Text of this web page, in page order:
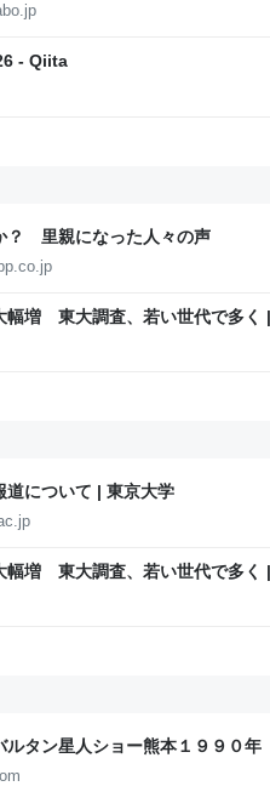
- Qiita
？ 里親になった人々の声
幅増 東大調査、若い世代で多く
道について | 東京大学
幅増 東大調査、若い世代で多く
ルタン星人ショー熊本１９９０年